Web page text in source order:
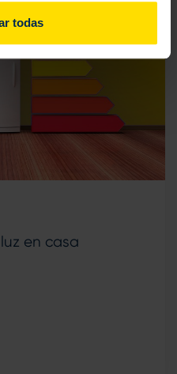
todas
en casa